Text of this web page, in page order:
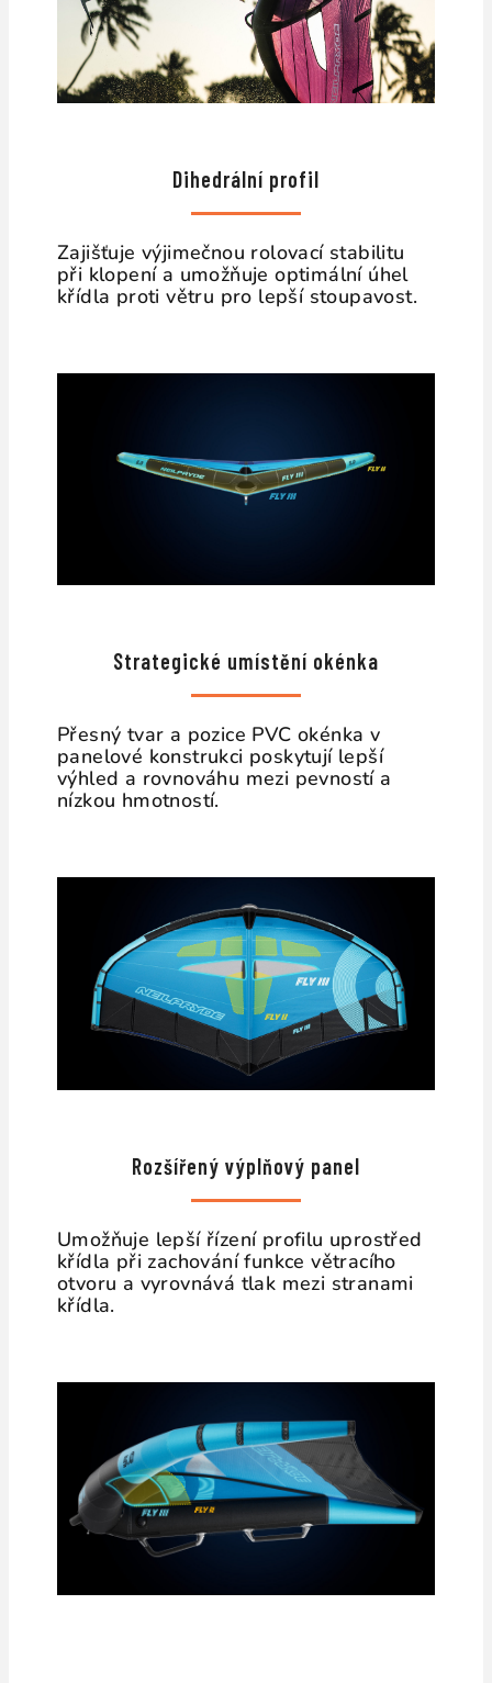
Dihedrální profil
Zajišťuje výjimečnou rolovací stabilitu
při klopení a umožňuje optimální úhel
křídla proti větru pro lepší stoupavost.
Strategické umístění okénka
Přesný tvar a pozice PVC okénka v
panelové konstrukci poskytují lepší
výhled a rovnováhu mezi pevností a
nízkou hmotností.
Rozšířený výplňový panel
Umožňuje lepší řízení profilu uprostřed
křídla při zachování funkce větracího
otvoru a vyrovnává tlak mezi stranami
křídla.